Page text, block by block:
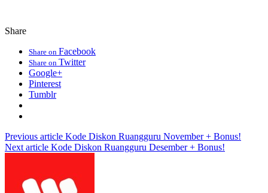
Share
Share on Facebook
Share on Twitter
Google+
Pinterest
Tumblr
Previous article Kode Diskon Ruangguru November + Bonus!
Next article Kode Diskon Ruangguru Desember + Bonus!